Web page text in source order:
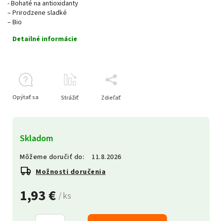
1,93 € / ks
Skladom
Môžeme doručiť do:
11.8.2026
Možnosti doručenia
- Bohaté na antioxidanty
– Prirodzene sladké
– Bio
Detailné informácie
Opýtať sa Strážiť Zdieľať